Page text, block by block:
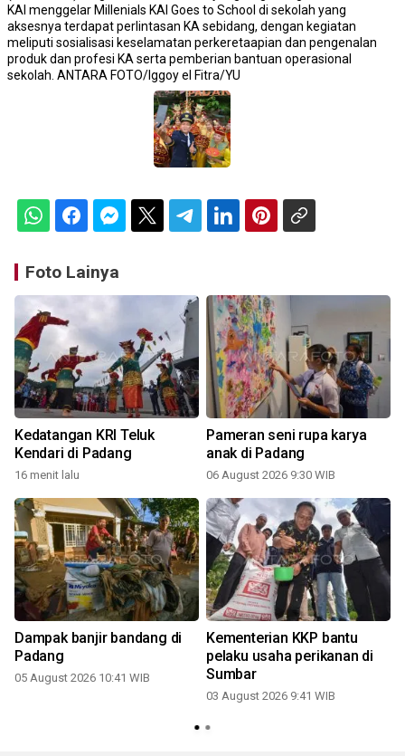
KAI menggelar Millenials KAI Goes to School di sekolah yang
aksesnya terdapat perlintasan KA sebidang, dengan kegiatan
meliputi sosialisasi keselamatan perkeretaapian dan pengenalan
produk dan profesi KA serta pemberian bantuan operasional
sekolah. ANTARA FOTO/Iggoy el Fitra/YU
Foto Lainya
Kedatangan KRI Teluk
Kendari di Padang
16 menit lalu
Pameran seni rupa karya
anak di Padang
06 August 2026 9:30 WIB
Dampak banjir bandang di
Padang
05 August 2026 10:41 WIB
Kementerian KKP bantu
pelaku usaha perikanan di
Sumbar
03 August 2026 9:41 WIB